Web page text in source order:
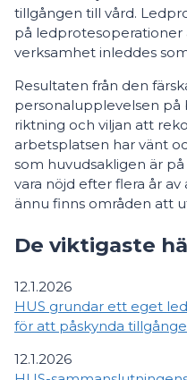
tillgången till vård.
på ledprotesoperationer
verksamhet inleddes
Resultaten från den
personalupplevelsen på
riktning och viljan att
arbetsplatsen har vänt
som huvudsakligen är
vara nöjd efter flera år
ännu finns områden att
De viktigaste
12.1.2026
HUS grundar ett eget
för att påskynda
12.1.2026